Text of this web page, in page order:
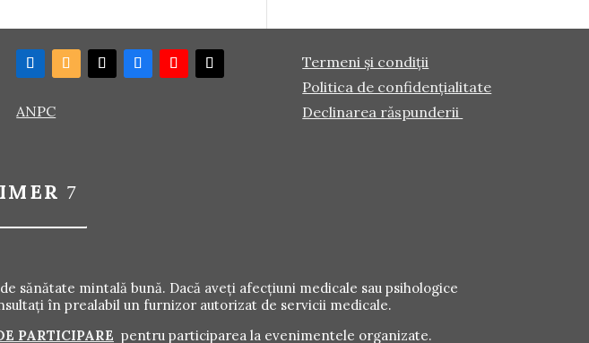
ANPC
Termeni și condiții
Politica de confidențialitate
Declinarea răspunderii
mintală bună. Dacă aveți afecțiuni medicale sau psihologice
în prealabil un furnizor autorizat de servicii medicale.
PARTICIPARE pentru participarea la evenimentele organizate.